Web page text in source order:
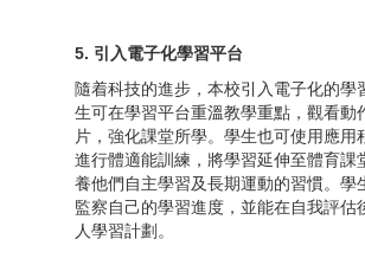
5. 引入電子化學習平台
隨着科技的進步，本校引入電子化的學
生可在學習平台重溫教學重點，觀看動
片，強化課堂所學。學生也可使用應用
進行體適能訓練，將學習延伸至體育課
養他們自主學習及長期運動的習慣。學
監察自己的學習進度，並能在自我評估
人學習計劃。